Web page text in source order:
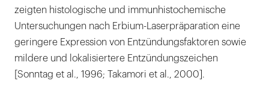
zeigten histologische und immunhistochemische
Untersuchungen nach Erbium-Laserpräparation eine
geringere Expression von Entzündungsfaktoren sowie
mildere und lokalisiertere Entzündungszeichen
[Sonntag et al., 1996; Takamori et al., 2000].